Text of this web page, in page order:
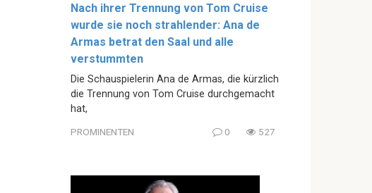
Nach ihrer Trennung von Tom Cruise
wurde sie noch strahlender: Ana de
Armas betrat den Saal und alle
verstummten
Die Schauspielerin Ana de Armas, die kürzlich
die Trennung von Tom Cruise durchgemacht
hat,
PROMINENTEN 0 527